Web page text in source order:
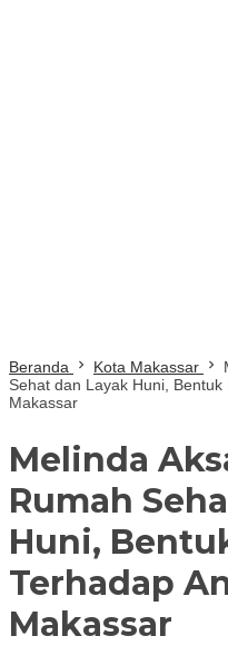
Beranda Kota Makassar
Sehat dan Layak Huni,
Makassar
Melinda
Rumah
Huni,
Terhadap
Makassar